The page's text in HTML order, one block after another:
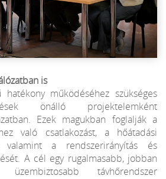
is
működéséhez szükséges
önálló projektelemként
Ezek magukban foglalják a
való csatlakozást, a hőátadási
valamint a rendszerirányítás és
A cél egy rugalmasabb, jobban
távhőrendszer